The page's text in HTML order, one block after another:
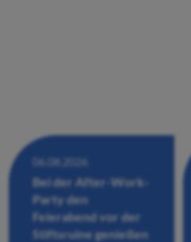
06.08.2026
Bei der After-Work-
Party den
Feierabend vor der
Stiftsruine genießen